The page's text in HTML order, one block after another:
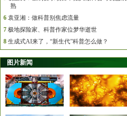
熟
6 袁亚湘：做科普别焦虑流量
7 极地探险家、科普作家位梦华逝世
8 生成式AI来了，“新生代”科普怎么做？
图片新闻